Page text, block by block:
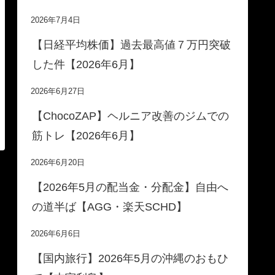
2026年7月4日
【日経平均株価】過去最高値７万円突破
した件【2026年6月】
2026年6月27日
【ChocoZAP】ヘルニア改善のジムでの
筋トレ【2026年6月】
2026年6月20日
【2026年5月の配当金・分配金】自由へ
の道半ば【AGG・楽天SCHD】
2026年6月6日
【国内旅行】2026年5月の沖縄のおもひ